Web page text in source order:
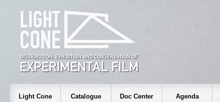
Light Cone Catalogue Doc Center Agenda